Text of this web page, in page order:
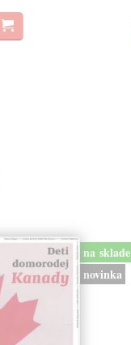
na sklade
novinka